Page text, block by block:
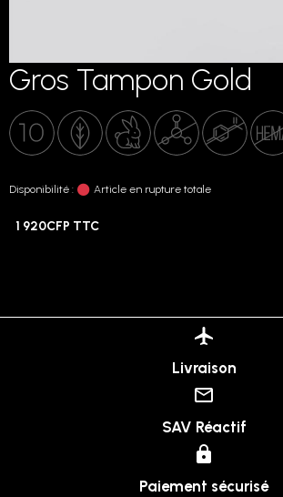
Gros Tampon Gold
Disponibilité : Article en rupture totale
1 920CFP TTC
Livraison
SAV Réactif
Paiement sécurisé